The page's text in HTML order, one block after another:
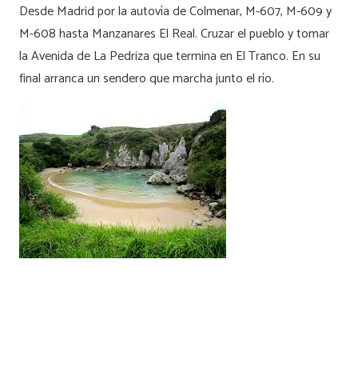
Desde Madrid por la autovía de Colmenar, M-607, M-609 y
M-608 hasta Manzanares El Real. Cruzar el pueblo y tomar
la Avenida de La Pedriza que termina en El Tranco. En su
final arranca un sendero que marcha junto el río.